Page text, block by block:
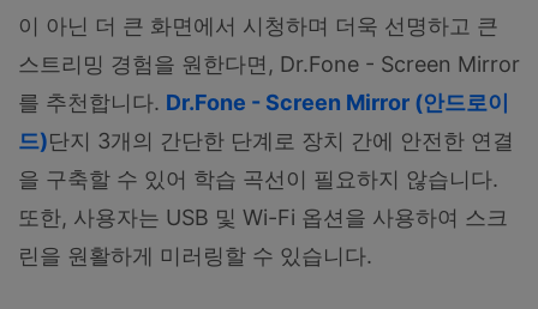
이 아닌 더 큰 화면에서 시청하며 더욱 선명하고 큰
스트리밍 경험을 원한다면, Dr.Fone - Screen Mirror
를 추천합니다. Dr.Fone - Screen Mirror (안드로이
드)단지 3개의 간단한 단계로 장치 간에 안전한 연결
을 구축할 수 있어 학습 곡선이 필요하지 않습니다.
또한, 사용자는 USB 및 Wi-Fi 옵션을 사용하여 스크
린을 원활하게 미러링할 수 있습니다.